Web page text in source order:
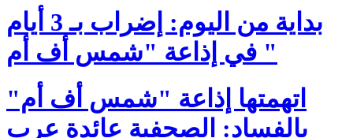
بداية من اليوم: إضراب بـ 3 أيام
في إذاعة "شمس أف أم "
اتهمتها إذاعة "شمس أف أم"
بالفساد: الصحفية عائدة عرب